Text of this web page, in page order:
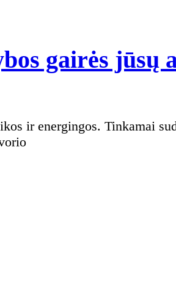
gairės jūsų